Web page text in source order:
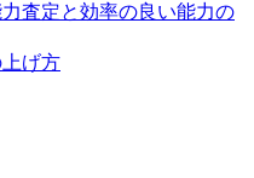
査定と効率の良い能力の
げ方